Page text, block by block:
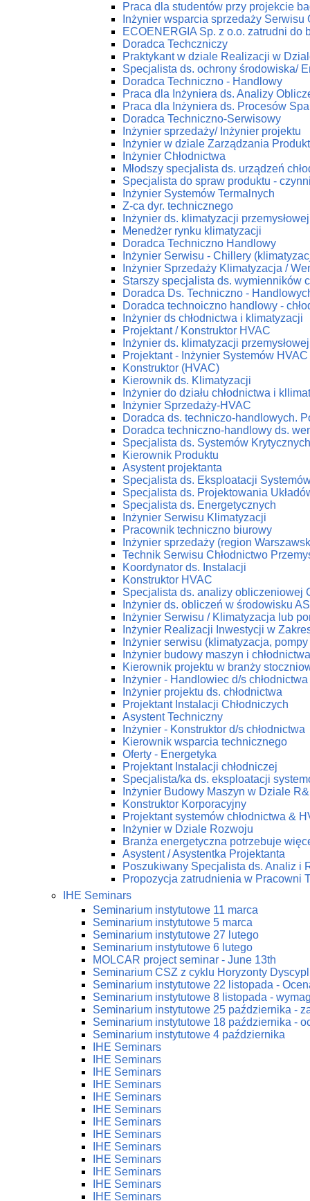
Praca dla studentów przy projekcie
Inżynier wsparcia sprzedaży Serwisu
ECOENERGIA Sp. z o.o. zatrudni do
Doradca Techczniczy
Praktykant w dziale Realizacji w
Specjalista ds. ochrony środowiska/
Doradca Techniczno - Handlowy
Praca dla Inżyniera ds. Analizy
Praca dla Inżyniera ds. Procesów
Doradca Techniczno-Serwisowy
Inżynier sprzedaży/ Inżynier projektu
Inżynier w dziale Zarządzania
Inżynier Chłodnictwa
Młodszy specjalista ds. urządzeń
Specjalista do spraw produktu -
Inżynier Systemów Termalnych
Z-ca dyr. technicznego
Inżynier ds. klimatyzacji przemysłowej
Menedżer rynku klimatyzacji
Doradca Techniczno Handlowy
Inżynier Serwisu - Chillery
Inżynier Sprzedaży Klimatyzacja /
Starszy specjalista ds. wymienników
Doradca Ds. Techniczno -
Doradca technoiczno handlowy -
Inżynier ds chłodnictwa i klimatyzacji
Projektant / Konstruktor HVAC
Inżynier ds. klimatyzacji przemysłowej
Projektant - Inżynier Systemów HVAC
Konstruktor (HVAC)
Kierownik ds. Klimatyzacji
Inżynier do działu chłodnictwa i
Inżynier Sprzedaży-HVAC
Doradca ds. techniczo-handlowych.
Doradca techniczno-handlowy ds.
Specjalista ds. Systemów Krytycznych
Kierownik Produktu
Asystent projektanta
Specjalista ds. Eksploatacji
Specjalista ds. Projektowania
Specjalista ds. Energetycznych
Inżynier Serwisu Klimatyzacji
Pracownik techniczno biurowy
Inżynier sprzedaży (region
Technik Serwisu Chłodnictwo
Koordynator ds. Instalacji
Konstruktor HVAC
Specjalista ds. analizy obliczeniowej
Inżynier ds. obliczeń w środowisku
Inżynier Serwisu / Klimatyzacja lub
Inżynier Realizacji Inwestycji w
Inżynier serwisu (klimatyzacja, pompy
Inżynier budowy maszyn i chłodnictwa
Kierownik projektu w branży
Inżynier - Handlowiec d/s chłodnictwa
Inżynier projektu ds. chłodnictwa
Projektant Instalacji Chłodniczych
Asystent Techniczny
Inżynier - Konstruktor d/s chłodnictwa
Kierownik wsparcia technicznego
Oferty - Energetyka
Projektant Instalacji chłodniczej
Specjalista/ka ds. eksploatacji
Inżynier Budowy Maszyn w Dziale
Konstruktor Korporacyjny
Projektant systemów chłodnictwa &
Inżynier w Dziale Rozwoju
Branża energetyczna potrzebuje
Asystent / Asystentka Projektanta
Poszukiwany Specjalista ds. Analiz i
Propozycja zatrudnienia w Pracowni
IHE Seminars
Seminarium instytutowe 11 marca
Seminarium instytutowe 5 marca
Seminarium instytutowe 27 lutego
Seminarium instytutowe 6 lutego
MOLCAR project seminar - June 13th
Seminarium CSZ z cyklu Horyzonty
Seminarium instytutowe 22 listopada -
Seminarium instytutowe 8 listopada -
Seminarium instytutowe 25 października -
Seminarium instytutowe 18 października -
Seminarium instytutowe 4 października
IHE Seminars
IHE Seminars
IHE Seminars
IHE Seminars
IHE Seminars
IHE Seminars
IHE Seminars
IHE Seminars
IHE Seminars
IHE Seminars
IHE Seminars
IHE Seminars
IHE Seminars